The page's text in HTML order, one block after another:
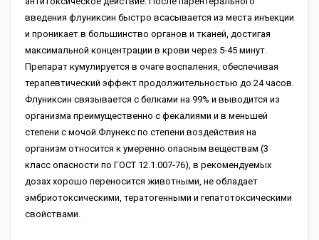
введения флуниксин быстро всасывается из места инъекции
и проникает в большинство органов и тканей, достигая
максимальной концентрации в крови через 5-45 минут.
Препарат кумулируется в очаге воспаления, обеспечивая
терапевтический эффект продолжительностью до 24 часов.
Флуниксин связывается с белками на 99% и выводится из
организма преимущественно с фекалиями и в меньшей
степени с мочой.Флунекс по степени воздействия на
организм относится к умеренно опасным веществам (3
класс опасности по ГОСТ 12.1.007-76), в рекомендуемых
дозах хорошо переносится животными, не обладает
эмбриотоксическими, тератогенными и гепатотоксическими
свойствами.